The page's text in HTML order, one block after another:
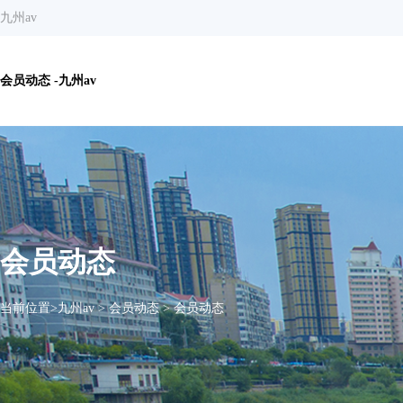
九州av
会员动态 -九州av
会员动态
当前位置>九州av>会员动态>会员动态